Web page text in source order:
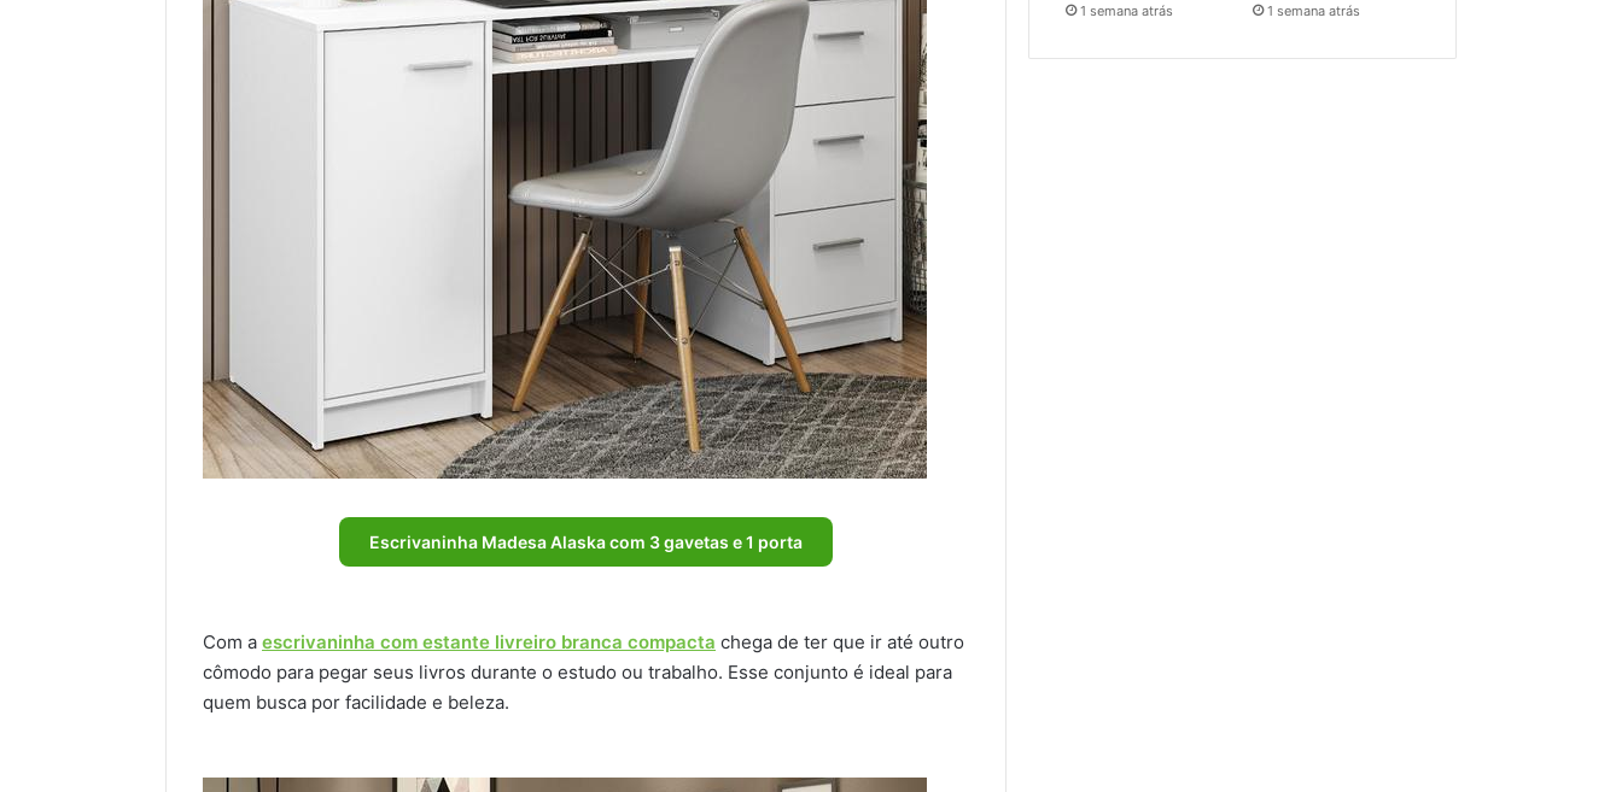
Escrivaninha Madesa Alaska com 3 gavetas e 1 porta
Com a escrivaninha com estante livreiro branca compacta chega de ter que ir até outro
cômodo para pegar seus livros durante o estudo ou trabalho. Esse conjunto é ideal para
quem busca por facilidade e beleza.
1 semana atrás 1 semana atrás